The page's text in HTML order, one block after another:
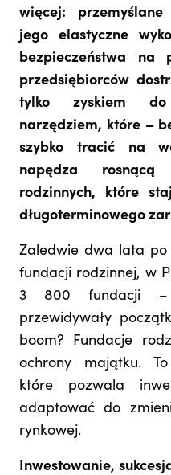
więcej: przemyślane
jego elastyczne
bezpieczeństwa na
przedsiębiorców
tylko zyskiem do
narzędziem, które –
szybko tracić na
napędza rosnącą
rodzinnych, które
długoterminowego
Zaledwie dwa lata po
fundacji rodzinnej, w
3 800 fundacji –
przewidywały
boom? Fundacje
ochrony majątku.
które pozwala
adaptować do
rynkowej.
Inwestowanie,